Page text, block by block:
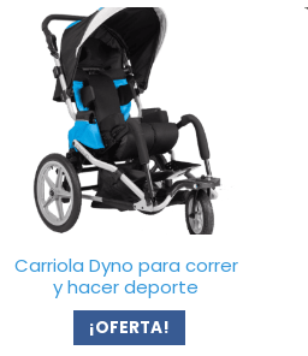
Carriola Dyno para correr
y hacer deporte
¡OFERTA!